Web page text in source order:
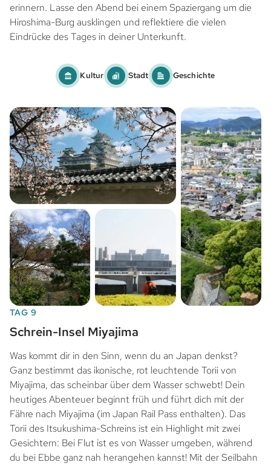
erinnern. Lasse den Abend bei einem Spaziergang um die
Hiroshima-Burg ausklingen und reflektiere die vielen
Eindrücke des Tages in deiner Unterkunft.
Kultur Stadt Geschichte
TAG 9
Schrein-Insel Miyajima
Was kommt dir in den Sinn, wenn du an Japan denkst?
Ganz bestimmt das ikonische, rot leuchtende Torii von
Miyajima, das scheinbar über dem Wasser schwebt! Dein
heutiges Abenteuer beginnt früh und führt dich mit der
Fähre nach Miyajima (im Japan Rail Pass enthalten). Das
Torii des Itsukushima-Schreins ist ein Highlight mit zwei
Gesichtern: Bei Flut ist es von Wasser umgeben, während
du bei Ebbe ganz nah herangehen kannst! Mit der Seilbahn